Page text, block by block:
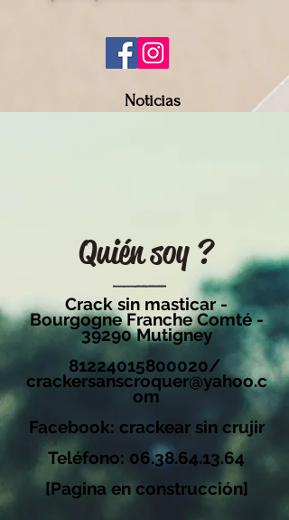
Noticias
Quién soy ?
Crack sin masticar -
Bourgogne Franche Comté -
39290 Mutigney
81224015800020/
crackersanscroquer@yahoo.c
om
Facebook: crackear sin crujir
Teléfono: 06.38.64.13.64
[Pagina en construcción]